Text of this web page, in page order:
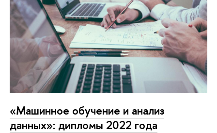
«Машинное обучение и анализ
данных»: дипломы 2022 года